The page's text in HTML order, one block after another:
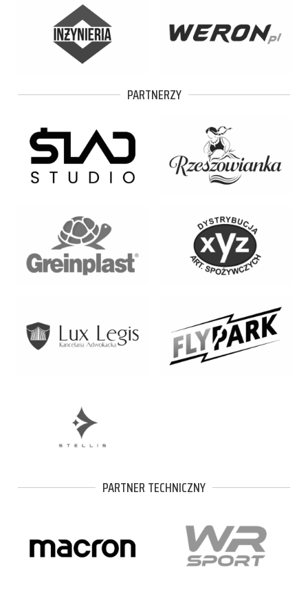
PARTNERZY
PARTNER TECHNICZNY